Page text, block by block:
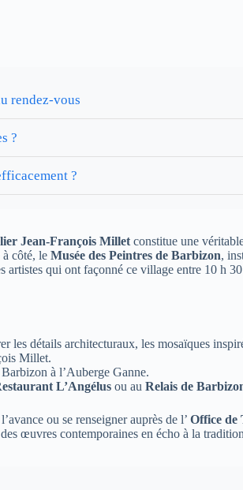
rendez-vous
?
?
Jean-François Millet constitue une
côté, le Musée des Peintres de Barbizon,
artistes qui ont façonné ce village entre 10 h
les détails architecturaux, les mosaïques
Millet.
à l’Auberge Ganne.
L’Angélus ou au Relais de
ou se renseigner auprès de l’ Office de
œuvres contemporaines en écho à la